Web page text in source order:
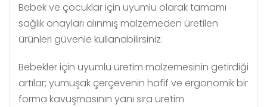
Bebek ve çocuklar için uyumlu olarak tamamı
sağlık onayları alınmış malzemeden üretilen
ürünleri güvenle kullanabilirsiniz.
Bebekler için uyumlu üretim malzemesinin getirdiği
artılar; yumuşak çerçevenin hafif ve ergonomik bir
forma kavuşmasının yanı sıra üretim